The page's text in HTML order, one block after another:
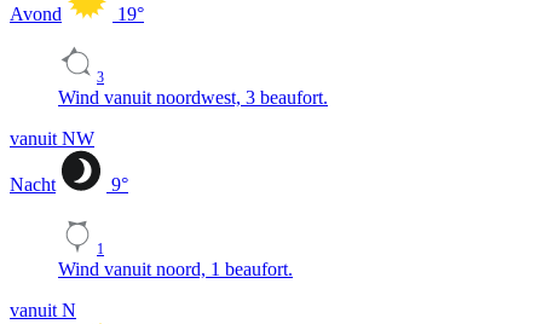
Avond 19°
3
Wind vanuit noordwest, 3 beaufort.
vanuit NW
Nacht 9°
1
Wind vanuit noord, 1 beaufort.
vanuit N